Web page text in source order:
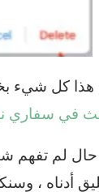
هذا كل شيء
في سفاري
لم تفهم
أدناه ،